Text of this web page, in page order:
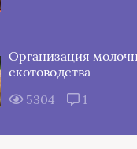
Организация
скотоводства
5304
1